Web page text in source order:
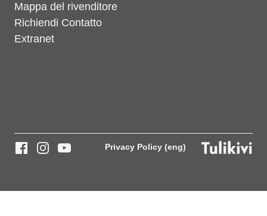
Mappa del rivenditore
Richiendi Contatto
Extranet
Privacy Policy (eng)